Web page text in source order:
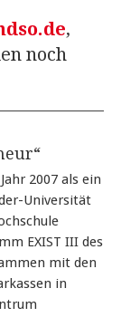
,
noch
2007 als ein
Universität
EXIST III des
mit den
in